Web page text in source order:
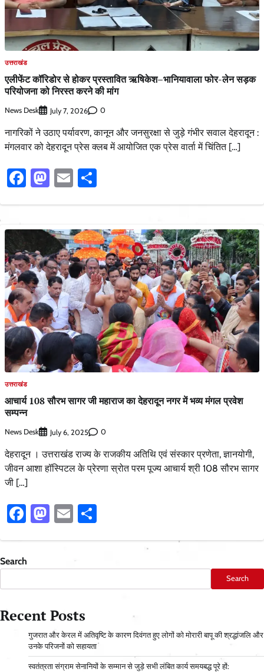
उत्तराखंड
एलीफेंट कॉरिडोर से होकर प्रस्तावित ऋषिकेश–भानियावाला फोर-लेन सड़क
परियोजना को निरस्त करने की मांग
News Desk July 7, 2026 0
नागरिकों ने उठाए पर्यावरण, कानून और जनसुरक्षा से जुड़े गंभीर सवाल देहरादून :
मंगलवार को देहरादून प्रेस क्लब में आयोजित एक प्रेस वार्ता में चिंतित […]
Facebook
Mastodon
Email
उत्तराखंड
आचार्य 108 सौरभ सागर जी महाराज का देहरादून नगर में भव्य मंगल प्रवेश
सम्पन्न
News Desk July 6, 2025 0
देहरादून । उत्तराखंड राज्य के राजकीय अतिथि एवं संस्कार प्रणेता, ज्ञानयोगी,
जीवन आशा हॉस्पिटल के प्रेरणा स्रोत परम पूज्य आचार्य श्री 108 सौरभ सागर
जी […]
Facebook
Mastodon
Email
Search
Search
Recent Posts
गुजरात और केरल में अतिवृष्टि के कारण दिवंगत हुए लोगों को मोरारी बापू की श्रद्धांजलि और
उनके परिजनों को सहायता
स्वतंत्रता संग्राम सेनानियों के सम्मान से जुड़े सभी लंबित कार्य समयबद्ध पूरे हों: